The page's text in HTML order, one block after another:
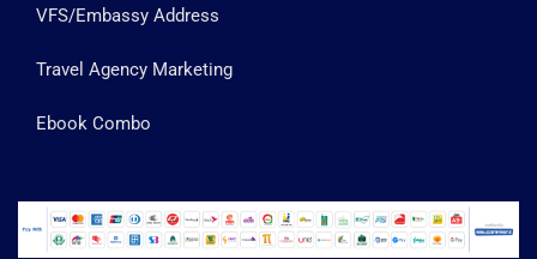
VFS/Embassy Address
Travel Agency Marketing
Ebook Combo